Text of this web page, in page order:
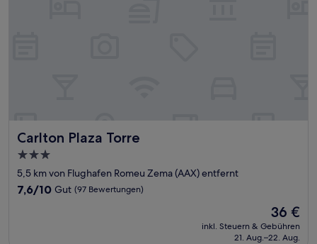
Carlton Plaza Torre
Carlton Plaza Torre
3.0-
Sterne-
Unterkunft
5,5 km von Flughafen Romeu Zema (AAX) entfernt
7.6
7,6/10 Gut (97 Bewertungen)
Der
Preis
beträgt
36 €
inkl. Steuern & Gebühren
21. Aug.–22. Aug.